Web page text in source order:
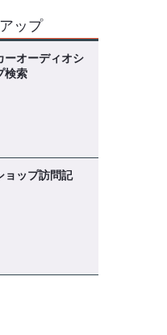
ップ
ーオーディオシ
検索
ョップ訪問記